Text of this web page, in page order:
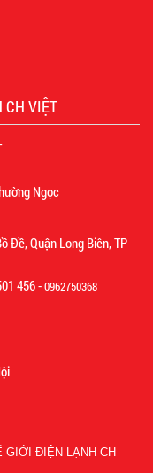
CH VIỆT
Ngọc
Quận Long Biên, TP
456 -0962750368
GIỚI ĐIỆN LẠNH CH